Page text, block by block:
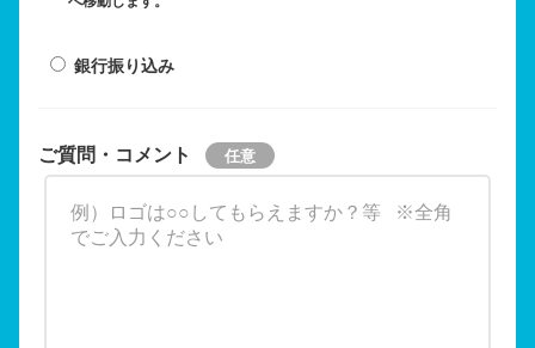
銀行振り込み
ご質問・コメント